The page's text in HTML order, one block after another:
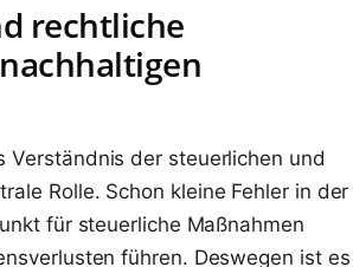
rechtliche
Verständnis der steuerlichen und
Rolle. Schon kleine Fehler in der
für steuerliche Maßnahmen
führen. Deswegen ist es